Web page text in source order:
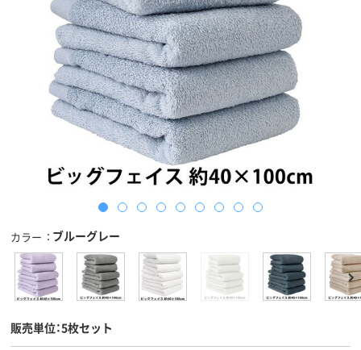
カラー ブルーグレー
販売単位：5枚セット